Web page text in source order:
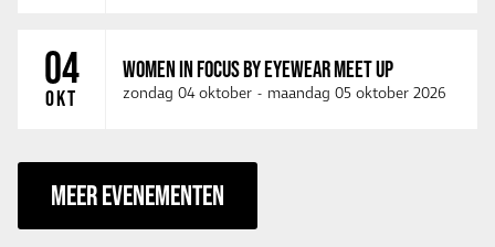
04
OKT
WOMEN IN FOCUS BY EYEWEAR MEET UP
zondag 04 oktober - maandag 05 oktober 2026
MEER EVENEMENTEN